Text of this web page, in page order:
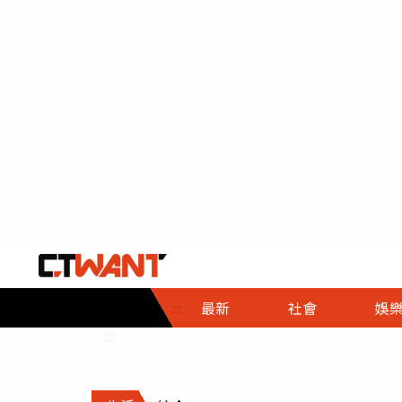
::: 最新 社會
社會首頁
時事
調查
娛樂
娛樂首頁
即時
財經首頁
熱線
政